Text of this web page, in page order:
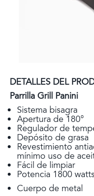
DETALLES DEL
Parrilla Grill Panini
Sistema bisagra
Apertura de 180°
Regulador de
Depósito de grasa
Revestimiento
mínimo uso de
Fácil de limpiar
Potencia 1800 watts
Cuerpo de metal